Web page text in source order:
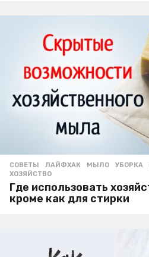
СОВЕТЫ ЛАЙФХАК ,МЫЛО ,УБОРКА
ХОЗЯЙСТВО
Где использовать
кроме как для стирки